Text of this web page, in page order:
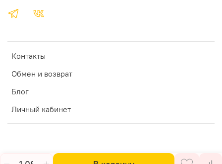
Контакты
Обмен и возврат
Блог
Личный кабинет